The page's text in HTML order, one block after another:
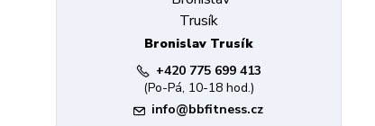
Bronislav Trusík
+420 775 699 413
(Po-Pá, 10-18 hod.)
info@bbfitness.cz